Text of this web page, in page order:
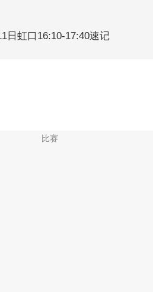
日虹口16:10-17:40速记
比赛